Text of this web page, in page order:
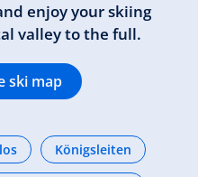
enjoy your skiing
valley to the full.
ski map
Königsleiten